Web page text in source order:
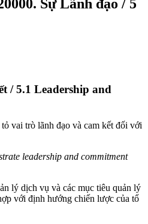
Sự Lãnh đạo / 5
/ 5.1 Leadership and
vai trò lãnh đạo và cam kết đối với
leadership and commitment
lý dịch vụ và các mục tiêu quản lý
với định hướng chiến lược của tổ